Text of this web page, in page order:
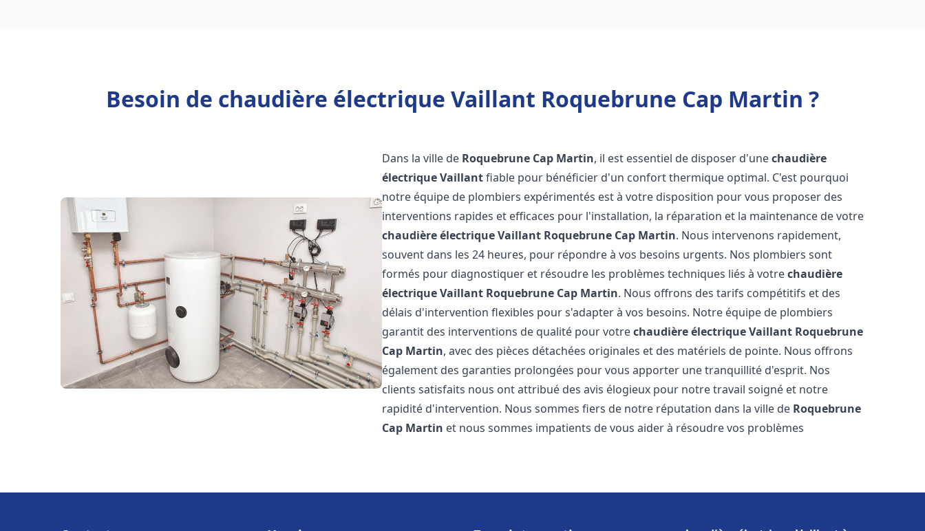
Besoin de chaudière électrique Vaillant Roquebrune Cap Martin ?
Dans la ville de Roquebrune Cap Martin, il est essentiel de disposer d'unechaudière
électrique Vaillantfiable pour bénéficier d'un confort thermique optimal. C'est pourquoi
notre équipe de plombiers expérimentés est à votre disposition pour vous proposer des
interventions rapides et efficaces pour l'installation, la réparation et la maintenance de votre
chaudière électrique Vaillant Roquebrune Cap Martin. Nous intervenons rapidement,
souvent dans les 24 heures, pour répondre à vos besoins urgents. Nos plombiers sont
formés pour diagnostiquer et résoudre les problèmes techniques liés à votrechaudière
électrique Vaillant Roquebrune Cap Martin. Nous offrons des tarifs compétitifs et des
délais d'intervention flexibles pour s'adapter à vos besoins. Notre équipe de plombiers
garantit des interventions de qualité pour votrechaudière électrique Vaillant Roquebrune
Cap Martin, avec des pièces détachées originales et des matériels de pointe. Nous offrons
également des garanties prolongées pour vous apporter une tranquillité d'esprit. Nos
clients satisfaits nous ont attribué des avis élogieux pour notre travail soigné et notre
rapidité d'intervention. Nous sommes fiers de notre réputation dans la ville de Roquebrune
Cap Martin et nous sommes impatients de vous aider à résoudre vos problèmes